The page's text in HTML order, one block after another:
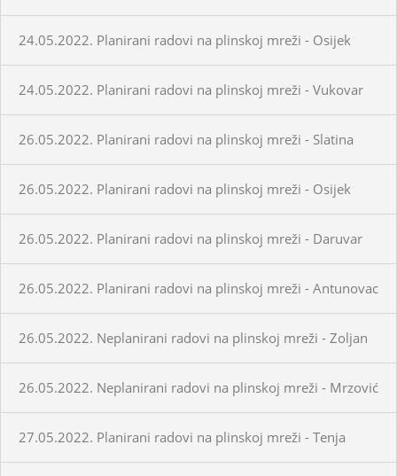
24.05.2022. Planirani radovi na plinskoj mreži - Osijek
24.05.2022. Planirani radovi na plinskoj mreži - Vukovar
26.05.2022. Planirani radovi na plinskoj mreži - Slatina
26.05.2022. Planirani radovi na plinskoj mreži - Osijek
26.05.2022. Planirani radovi na plinskoj mreži - Daruvar
26.05.2022. Planirani radovi na plinskoj mreži - Antunovac
26.05.2022. Neplanirani radovi na plinskoj mreži - Zoljan
26.05.2022. Neplanirani radovi na plinskoj mreži - Mrzović
27.05.2022. Planirani radovi na plinskoj mreži - Tenja